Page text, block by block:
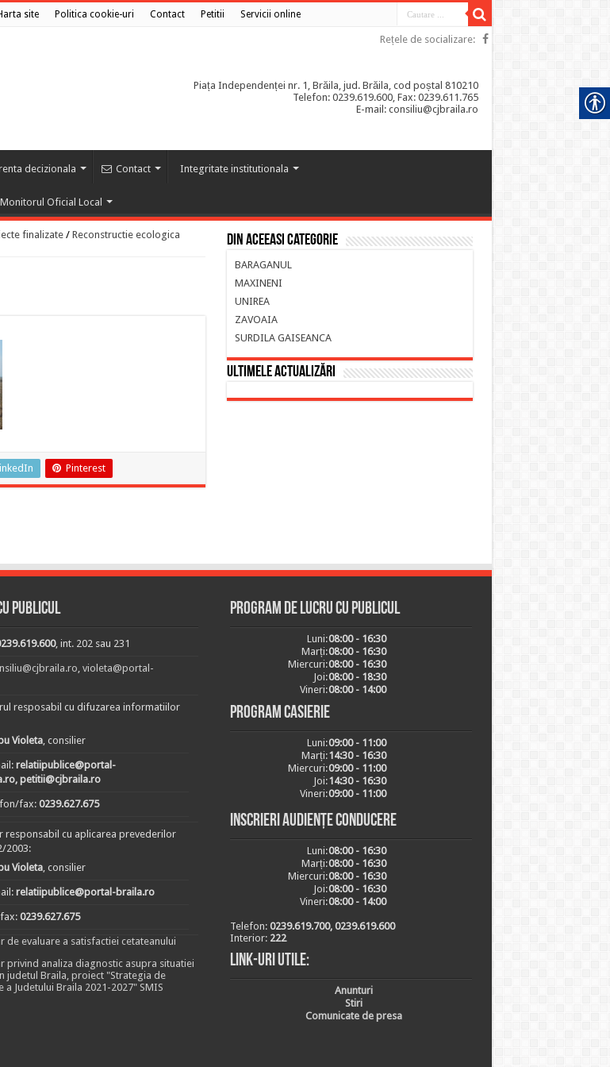
site Politica cookie-uri Contact Petitii Servicii online
Rețele de socializare:
Piața Independenței nr. 1, Brăila, jud. Brăila, cod poștal 810210
Telefon: 0239.619.600, Fax: 0239.611.765
E-mail: consiliu@cjbraila.ro
decizionala Contact Integritate institutionala
Monitorul Oficial Local
finalizate / Reconstructie ecologica
Pinterest
Din aceeasi categorie
BARAGANUL
MAXINENI
UNIREA
ZAVOAIA
SURDILA GAISEANCA
Ultimele actualizări
publicul
, int. 202 sau 231
,violeta@portal-
resposabil cu difuzarea informatiilor
Violeta , consilier
relatiipublice@portal-
petitii@cjbraila.ro
fax:0239.627.675
responsabil cu aplicarea prevederilor
2003:
Violeta , consilier
relatiipublice@portal-braila.ro
0239.627.675
de evaluare a satisfactiei cetateanului
privind analiza diagnostic asupra situatiei
judetul Braila, proiect "Strategia de
a Judetului Braila 2021-2027" SMIS
Program de lucru cu publicul
Luni:08:00 - 16:30
Marți:08:00 - 16:30
Miercuri:08:00 - 16:30
Joi:08:00 - 18:30
Vineri:08:00 - 14:00
Program casierie
Luni:09:00 - 11:00
Marți:14:30 - 16:30
Miercuri:09:00 - 11:00
Joi:14:30 - 16:30
Vineri:09:00 - 11:00
Inscrieri audiențe conducere
Luni:08:00 - 16:30
Marți:08:00 - 16:30
Miercuri:08:00 - 16:30
Joi:08:00 - 16:30
Vineri:08:00 - 14:00
Telefon: 0239.619.700, 0239.619.600
Interior: 222
Link-uri utile:
Anunturi
Stiri
Comunicate de presa